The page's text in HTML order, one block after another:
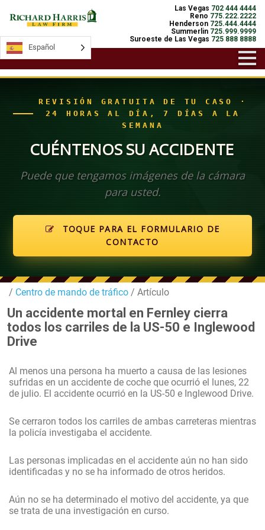
Las Vegas 702 444 4444
Reno 775.222.2222
Henderson 725.444.4444
Summerlin 725.999.9999
Suroeste de Las Vegas 725 888 8888
REVISIÓN GRATUITA DE TU CASO ·
24 HORAS AL DÍA, 7 DÍAS A LA
SEMANA
CUÉNTENOS SU ACCIDENTE
Puede que tengamos imágenes de la cámara
para usted.
TOQUE PARA EL FORMULARIO DE
CONTACTO
/ Centro de mando de tráfico / Artículo
Un accidente mortal en Fernley cierra
todos los carriles de la US-50 e Inglewood
Drive
Al menos una persona ha muerto a causa de las lesiones
sufridas en un accidente de coche que ocurrió el lunes, 22
de julio. El accidente ocurrió en la US-50 e Inglewood Drive.
Se cerraron todos los carriles de ambas carreteras mientras
la policía investigaba el accidente.
Las personas implicadas en el accidente aún no han sido
identificadas y no se ha informado de otros heridos.
Aún no se ha determinado el motivo del accidente, ya que
se trata de una investigación en curso.
Español
Español